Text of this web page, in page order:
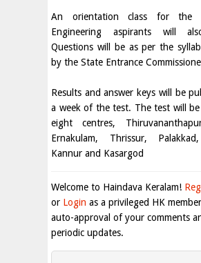
An orientation class for the
Engineering aspirants will
Questions will be as per the
by the State Entrance
Results and answer keys will be
a week of the test. The test will
eight centres,
Ernakulam, Thrissur,
Kannur and Kasargod
Welcome to Haindava Keralam!
or Login as a privileged HK
auto-approval of your comments
periodic updates.